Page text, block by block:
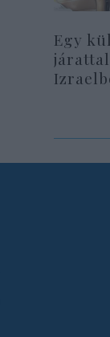
Egy